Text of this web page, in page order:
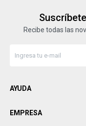
Recibe todas las
AYUDA
EMPRESA